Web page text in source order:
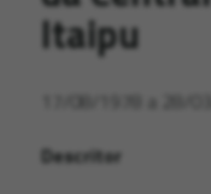
Itaipu
17/08/1978 a 28/
Descritor